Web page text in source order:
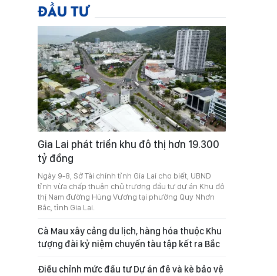
ĐẦU TƯ
Gia Lai phát triển khu đô thị hơn 19.300
tỷ đồng
Ngày 9-8, Sở Tài chính tỉnh Gia Lai cho biết, UBND
tỉnh vừa chấp thuận chủ trương đầu tư dự án Khu đô
thị Nam đường Hùng Vương tại phường Quy Nhơn
Bắc, tỉnh Gia Lai.
Cà Mau xây cảng du lịch, hàng hóa thuộc Khu
tượng đài kỷ niệm chuyến tàu tập kết ra Bắc
Điều chỉnh mức đầu tư Dự án đê và kè bảo vệ